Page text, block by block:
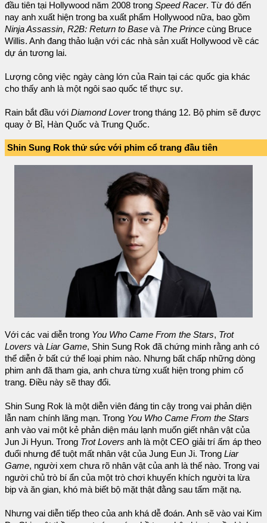
đầu tiên tại Hollywood năm 2008 trong Speed Racer. Từ đó đến
nay anh xuất hiện trong ba xuất phẩm Hollywood nữa, bao gồm
Ninja Assassin, R2B: Return to Base và The Prince cùng Bruce
Willis. Anh đang thảo luận với các nhà sản xuất Hollywood về các
dự án tương lai.
Lượng công việc ngày càng lớn của Rain tại các quốc gia khác
cho thấy anh là một ngôi sao quốc tế thực sự.
Rain bắt đầu với Diamond Lovertrong tháng 12. Bộ phim sẽ được
quay ở Bỉ, Hàn Quốc và Trung Quốc.
Shin Sung Rok thử sức với phim cổ trang đầu tiên
Với các vai diễn trong You Who Came From the Stars, Trot
Lovers vàLiar Game, Shin Sung Rok đã chứng minh rằng anh có
thể diễn ở bất cứ thể loại phim nào. Nhưng bất chấp những dòng
phim anh đã tham gia, anh chưa từng xuất hiện trong phim cổ
trang. Điều này sẽ thay đổi.
Shin Sung Rok là một diễn viên đáng tin cậy trong vai phản diện
lẫn nam chính lãng mạn. Trong You Who Came From the Stars
anh vào vai một kẻ phản diện máu lạnh muốn giết nhân vật của
Jun Ji Hyun. Trong Trot Lovers anh là một CEO giải trí ấm áp theo
đuổi nhưng để tuột mất nhân vật của Jung Eun Ji. Trong Liar
Game, người xem chưa rõ nhân vật của anh là thế nào. Trong vai
người chủ trò bí ẩn của một trò chơi khuyến khích người ta lừa
bịp và ăn gian, khó mà biết bộ mặt thật đằng sau tấm mặt nạ.
Nhưng vai diễn tiếp theo của anh khá dễ đoán. Anh sẽ vào vai Kim